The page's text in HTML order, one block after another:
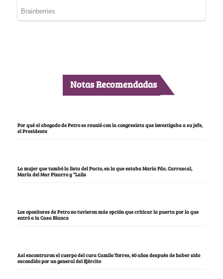
Notas Recomendadas
Por qué el abogado de Petro se reunió con la congresista que investigaba a su jefe,
el Presidente
La mujer que tumbó la lista del Pacto, en la que estaba María Fda. Carrascal,
María del Mar Pizarro y “Lalis
Los opositores de Petro no tuvieron más opción que criticar la puerta por la que
entró a la Casa Blanca
Así encontraron el cuerpo del cura Camilo Torres, 60 años después de haber sido
escondido por un general del Ejército